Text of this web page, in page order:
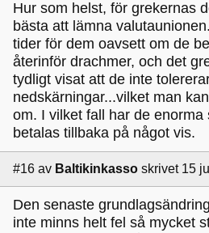
Hur som helst, för grekernas
bästa att lämna
tider för dem oavsett om de
återinför drachmer, och det
tydligt visat att de inte
nedskärningar...vilket man
om. I vilket fall har de enorma
betalas tillbaka på något vis.
#16 av Baltikinkasso skrivet 15
Den senaste
inte minns helt fel så mycket